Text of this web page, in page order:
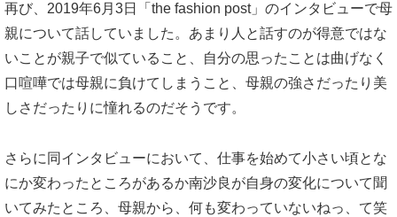
再び、2019年6月3日「the fashion post」のインタビューで母
親について話していました。あまり人と話すのが得意ではな
いことが親子で似ていること、自分の思ったことは曲げなく
口喧嘩では母親に負けてしまうこと、母親の強さだったり美
しさだったりに憧れるのだそうです。
さらに同インタビューにおいて、仕事を始めて小さい頃とな
にか変わったところがあるか南沙良が自身の変化について聞
いてみたところ、母親から、何も変わっていないねっ、て笑